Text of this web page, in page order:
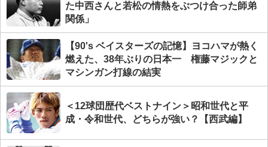
た中西さんと若松の情熱をぶつけ合った師弟
関係」
【90's ベイスターズの記憶】ヨコハマが熱く
燃えた、38年ぶりの日本一 権藤マジックと
マシンガン打線の結実
＜12球団歴代ベストナイン＞昭和世代と平
成・令和世代、どちらが強い？【西武編】